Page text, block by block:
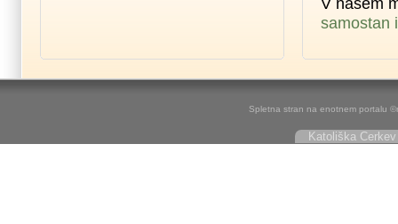
samostan
Spletna stran na enotnem portalu
Katoliška